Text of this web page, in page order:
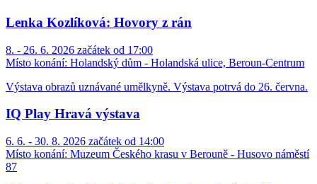
Lenka Kozlíková: Hovory z rán
8. - 26. 6. 2026 začátek od 17:00
Místo konání: Holandský dům - Holandská ulice, Beroun-Centrum
Výstava obrazů uznávané umělkyně. Výstava potrvá do 26. června.
IQ Play Hravá výstava
6. 6. - 30. 8. 2026 začátek od 14:00
Místo konání: Muzeum Českého krasu v Berouně - Husovo náměstí
87